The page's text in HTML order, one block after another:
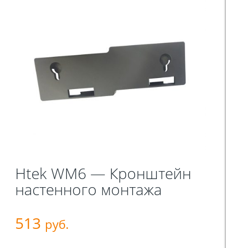
Htek WM6 — Кронштейн
настенного монтажа
513 руб.